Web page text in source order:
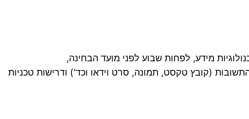
מידע, לפחות שבוע לפני מועד הבחינה,
(קובץ טקסט, תמונה, סרט וידאו וכד') ודרישות טכניות